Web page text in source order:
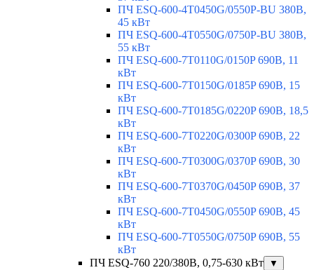
ПЧ ESQ-600-4T0450G/0550P-BU 380В,
45 кВт
ПЧ ESQ-600-4T0550G/0750P-BU 380В,
55 кВт
ПЧ ESQ-600-7T0110G/0150P 690В, 11
кВт
ПЧ ESQ-600-7T0150G/0185P 690В, 15
кВт
ПЧ ESQ-600-7T0185G/0220P 690В, 18,5
кВт
ПЧ ESQ-600-7T0220G/0300P 690В, 22
кВт
ПЧ ESQ-600-7T0300G/0370P 690В, 30
кВт
ПЧ ESQ-600-7T0370G/0450P 690В, 37
кВт
ПЧ ESQ-600-7T0450G/0550P 690В, 45
кВт
ПЧ ESQ-600-7T0550G/0750P 690В, 55
кВт
ПЧ ESQ-760 220/380В, 0,75-630 кВт
▼